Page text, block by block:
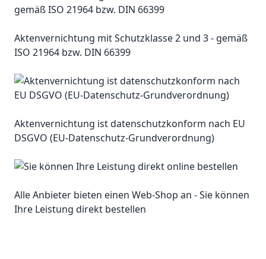
Aktenvernichtung mit Schutzklasse 2 und 3 - gemäß
ISO 21964 bzw. DIN 66399
Aktenvernichtung ist datenschutzkonform nach EU
DSGVO (EU-Datenschutz-Grundverordnung)
Alle Anbieter bieten einen Web-Shop an - Sie können
Ihre Leistung direkt bestellen